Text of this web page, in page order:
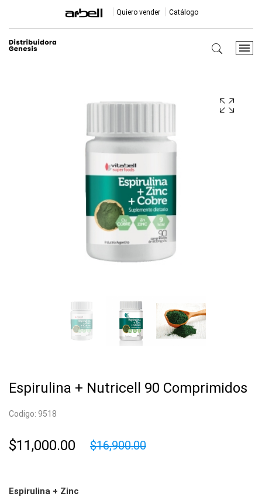
Quiero vender Catálogo
Espirulina + Nutricell 90 Comprimidos
Codigo: 9518
$11,000.00 $16,900.00
Espirulina + Zinc